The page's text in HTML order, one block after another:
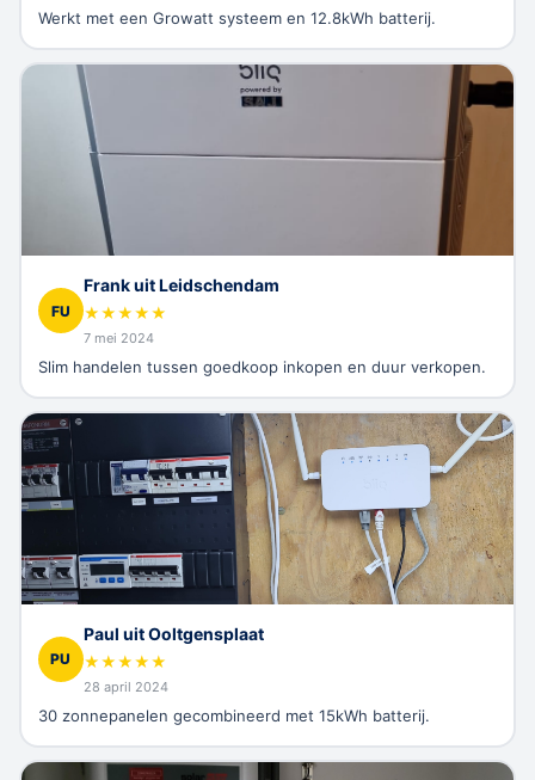
Werkt met een Growatt systeem en 12.8kWh batterij.
FU
Frank uit Leidschendam
★★★★★
7 mei 2024
Slim handelen tussen goedkoop inkopen en duur verkopen.
PU
Paul uit Ooltgensplaat
★★★★★
28 april 2024
30 zonnepanelen gecombineerd met 15kWh batterij.